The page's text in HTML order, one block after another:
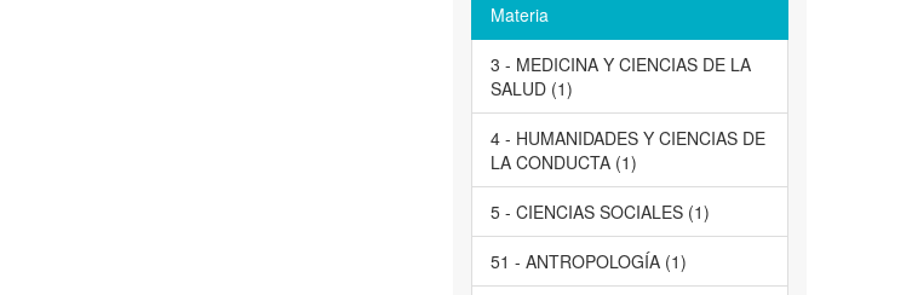
Materia
3 - MEDICINA Y CIENCIAS DE LA
SALUD (1)
4 - HUMANIDADES Y CIENCIAS DE
LA CONDUCTA (1)
5 - CIENCIAS SOCIALES (1)
51 - ANTROPOLOGÍA (1)